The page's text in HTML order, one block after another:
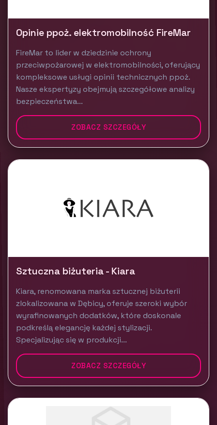
Opinie ppoż. elektromobilność FireMar
FireMar to lider w dziedzinie ochrony
przeciwpożarowej w elektromobilności, oferujący
kompleksowe usługi opinii technicznych ppoż.
Nasze ekspertyzy obejmują szczegółowe analizy
bezpieczeństwa...
ZOBACZ SZCZEGÓŁY
Sztuczna biżuteria - Kiara
Kiara, renomowana marka sztucznej biżuterii
zlokalizowana w Dębicy, oferuje szeroki wybór
wyrafinowanych dodatków, które doskonale
podkreślą elegancję każdej stylizacji.
Specjalizując się w produkcji...
ZOBACZ SZCZEGÓŁY